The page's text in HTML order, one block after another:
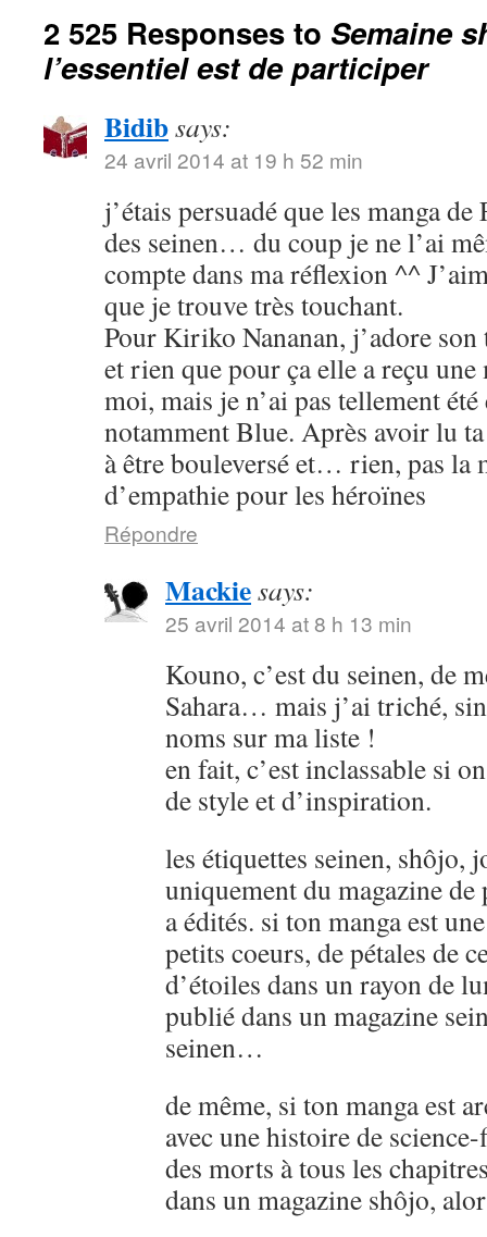
2 525 Responses to Semaine
l’essentiel est de participer
Bidibsays:
24 avril 2014 at 19 h 52 min
j’étais persuadé que les manga
des seinen… du coup je ne l’ai
compte dans ma réflexion ^^
que je trouve très touchant.
Pour Kiriko Nananan, j’adore
et rien que pour ça elle a reçu
moi, mais je n’ai pas tellement
notamment Blue. Après avoir lu
à être bouleversé et… rien, pas la
d’empathie pour les héroïnes
Répondre
Mackiesays:
25 avril 2014 at 8 h 13 min
Kouno, c’est du seinen, de
Sahara… mais j’ai triché,
noms sur ma liste !
en fait, c’est inclassable si
de style et d’inspiration.
les étiquettes seinen, shôjo,
uniquement du magazine
a édités. si ton manga est
petits coeurs, de pétales de
d’étoiles dans un rayon de
publié dans un magazine
seinen…
de même, si ton manga est
avec une histoire de
des morts à tous les
dans un magazine shôjo,